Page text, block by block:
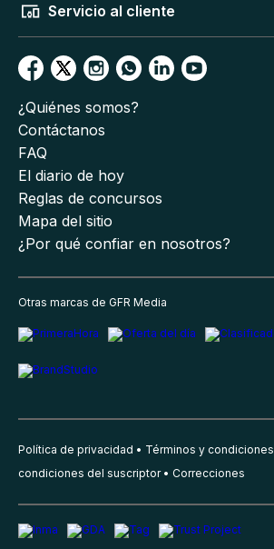
Servicio al cliente
¿Quiénes somos?
Contáctanos
FAQ
El diario de hoy
Reglas de concursos
Mapa del sitio
¿Por qué confiar en nosotros?
Otras marcas de GFR Media
Política de privacidad Términos y condiciones
condiciones del suscriptor
Correcciones